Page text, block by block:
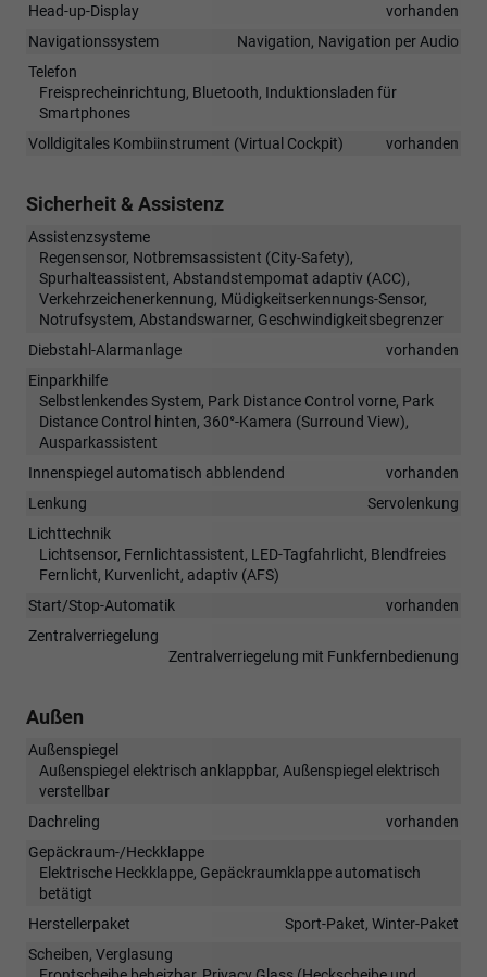
Head-up-Display
vorhanden
Navigationssystem
Navigation, Navigation per Audio
Telefon
Freisprecheinrichtung, Bluetooth, Induktionsladen für
Smartphones
Volldigitales Kombiinstrument (Virtual Cockpit)
vorhanden
Sicherheit & Assistenz
Assistenzsysteme
Regensensor, Notbremsassistent (City-Safety),
Spurhalteassistent, Abstandstempomat adaptiv (ACC),
Verkehrzeichenerkennung, Müdigkeitserkennungs-Sensor,
Notrufsystem, Abstandswarner, Geschwindigkeitsbegrenzer
Diebstahl-Alarmanlage
vorhanden
Einparkhilfe
Selbstlenkendes System, Park Distance Control vorne, Park
Distance Control hinten, 360°-Kamera (Surround View),
Ausparkassistent
Innenspiegel automatisch abblendend
vorhanden
Lenkung
Servolenkung
Lichttechnik
Lichtsensor, Fernlichtassistent, LED-Tagfahrlicht, Blendfreies
Fernlicht, Kurvenlicht, adaptiv (AFS)
Start/Stop-Automatik
vorhanden
Zentralverriegelung
Zentralverriegelung mit Funkfernbedienung
Außen
Außenspiegel
Außenspiegel elektrisch anklappbar, Außenspiegel elektrisch
verstellbar
Dachreling
vorhanden
Gepäckraum-/Heckklappe
Elektrische Heckklappe, Gepäckraumklappe automatisch
betätigt
Herstellerpaket
Sport-Paket, Winter-Paket
Scheiben, Verglasung